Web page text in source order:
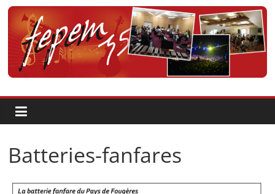
Passer
contenu
Fédération
pour
la
Pratique
Batteries-fanfares